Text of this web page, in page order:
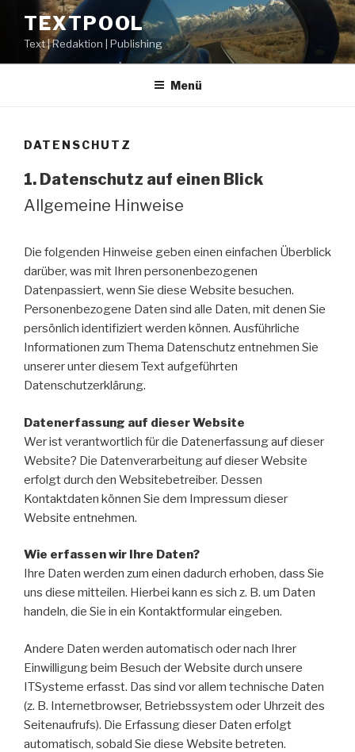
Inhalt
springen
TEXTPOOL
Text | Redaktion | Publishing
Menü
DATENSCHUTZ
1. Datenschutz auf einen Blick
Allgemeine Hinweise
Die folgenden Hinweise geben einen einfachen Überblick
darüber, was mit Ihren personenbezogenen
Datenpassiert, wenn Sie diese Website besuchen.
Personenbezogene Daten sind alle Daten, mit denen Sie
persönlich identifiziert werden können. Ausführliche
Informationen zum Thema Datenschutz entnehmen Sie
unserer unter diesem Text aufgeführten
Datenschutzerklärung.
Datenerfassung auf dieser Website
Wer ist verantwortlich für die Datenerfassung auf dieser
Website? Die Datenverarbeitung auf dieser Website
erfolgt durch den Websitebetreiber. Dessen
Kontaktdaten können Sie dem Impressum dieser
Website entnehmen.
Wie erfassen wir Ihre Daten?
Ihre Daten werden zum einen dadurch erhoben, dass Sie
uns diese mitteilen. Hierbei kann es sich z. B. um Daten
handeln, die Sie in ein Kontaktformular eingeben.
Andere Daten werden automatisch oder nach Ihrer
Einwilligung beim Besuch der Website durch unsere
ITSysteme erfasst. Das sind vor allem technische Daten
(z. B. Internetbrowser, Betriebssystem oder Uhrzeit des
Seitenaufrufs). Die Erfassung dieser Daten erfolgt
automatisch, sobald Sie diese Website betreten.